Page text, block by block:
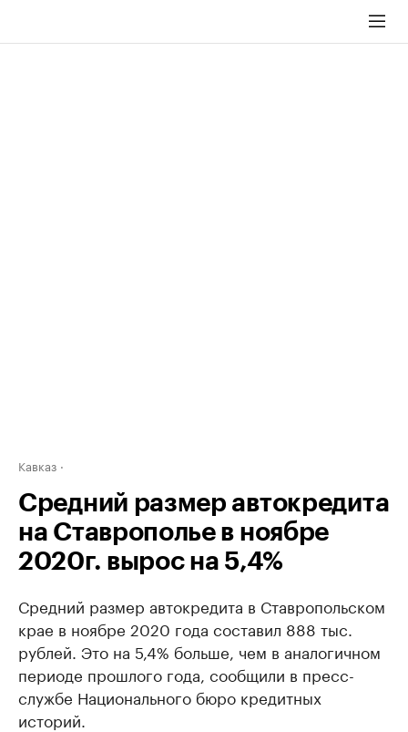
Кавказ
Средний размер автокредита
на Ставрополье в ноябре
2020г. вырос на 5,4%
Средний размер автокредита в Ставропольском
крае в ноябре 2020 года составил 888 тыс.
рублей. Это на 5,4% больше, чем в аналогичном
периоде прошлого года, сообщили в пресс-
службе Национального бюро кредитных
историй.